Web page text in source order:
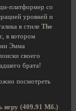
платформер со
уровней и
в стиле The
, в котором
Эмма
своего
брата!
посмотреть
игру (409.91 Мб.)